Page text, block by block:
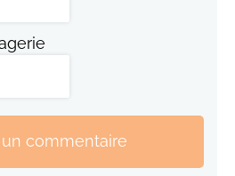
un commentaire